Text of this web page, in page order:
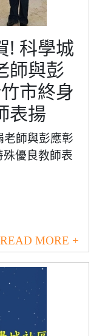
! 科學城
師與彭
市終身
表揚
老師與彭應彰
優良教師表
READ MORE +